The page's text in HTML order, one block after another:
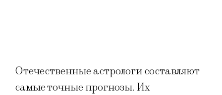
Отечественные астрологи составляют
самые точные прогнозы. Их